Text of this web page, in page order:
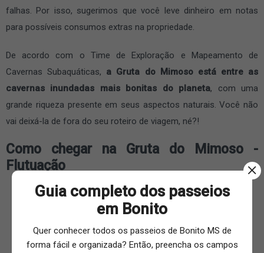
falhas. Por isso, sugerimos que você leve dinheiro em notas
para possíveis consumos extras na propriedade.
De acordo com o Time de Exploração e Mapeamento de
Cavernas Subaquáticas, a Gruta do Mimoso está entre as
cavernas inundadas mais bonitas do planeta, com uma
grande riqueza presente em seus aspectos naturais. Você não
vai deixá-la de fora do seu roteiro de viagem, né?!
Como chegar na Gruta do Mimoso -
Flutuação
Guia completo dos passeios
em Bonito
Quer conhecer todos os passeios de Bonito MS de
forma fácil e organizada? Então, preencha os campos